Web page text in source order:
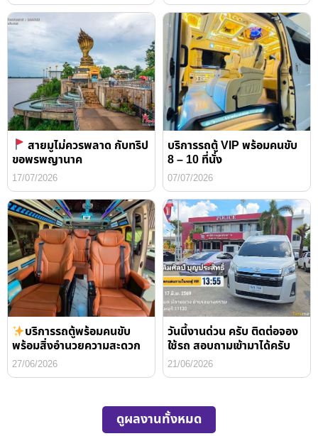
สายมูไม่ควรพลาด กับทริป
ขอพรพญานาค
17/07/2026
บริการรถตู้ VIP พร้อมคนขับ
8 – 10 ที่นั่ง
07/07/2026
บริการรถตู้พร้อมคนขับ
พร้อมสิ่งอำนวยความสะดวก
27/06/2026
วันนี้งานด่วน ครับ ติดต่อจอง
ใช้รถ สอบถามเข้ามาได้ครับ
21/06/2026
ดูผลงานทั้งหมด